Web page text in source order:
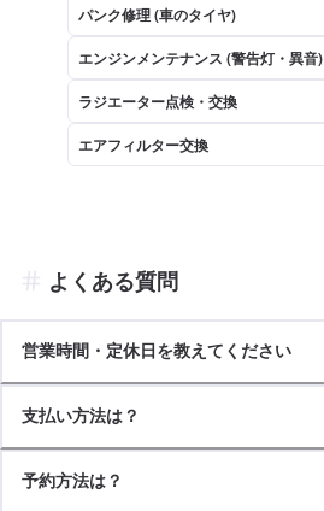
パンク修理 (車のタイヤ)
エンジンメンテナンス (警告灯・異音)
ラジエーター点検・交換
エアフィルター交換
よくある質問
営業時間・定休日を教えてください
支払い方法は？
予約方法は？